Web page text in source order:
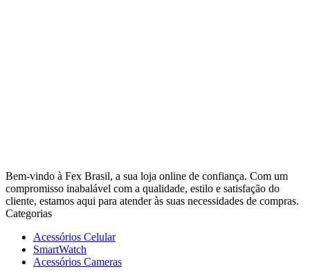
Bem-vindo à Fex Brasil, a sua loja online de confiança. Com um
compromisso inabalável com a qualidade, estilo e satisfação do
cliente, estamos aqui para atender às suas necessidades de compras.
Categorias
Acessórios Celular
SmartWatch
Acessórios Cameras